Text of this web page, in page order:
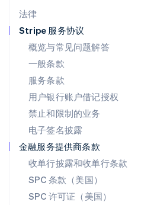
法律
Stripe 服务协议
概览与常见问题解答
一般条款
服务条款
用户银行账户借记授权
禁止和限制的业务
电子签名披露
金融服务提供商条款
收单行披露和收单行条款
SPC 条款（美国）
SPC 许可证（美国）
Español
挪威
葡萄牙
Português
日本
日本語English
瑞典
SvenskaEnglish
DeutschFrançais
塞浦路斯
English
斯洛伐克
English
斯洛文尼亚